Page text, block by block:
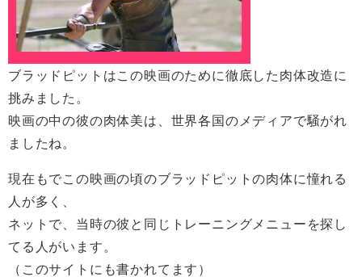
ブラッドピットはこの映画のために徹底した肉体改造に
挑みました。
映画の中の彼の肉体美は、世界各国のメディアで騒がれ
ましたね。
現在もでこの映画の頃のブラッドピットの肉体に憧れる
人が多く、
ネットで、当時の彼と同じトレーニングメニューを探し
てる人がいます。
（このサイトにも書かれてます）